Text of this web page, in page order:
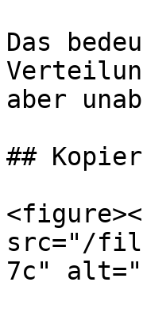
Das
aber
##
src="/
7c"